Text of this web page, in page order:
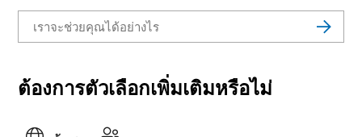
ต้องการตัวเลือกเพิ่มเติมหรือไม่